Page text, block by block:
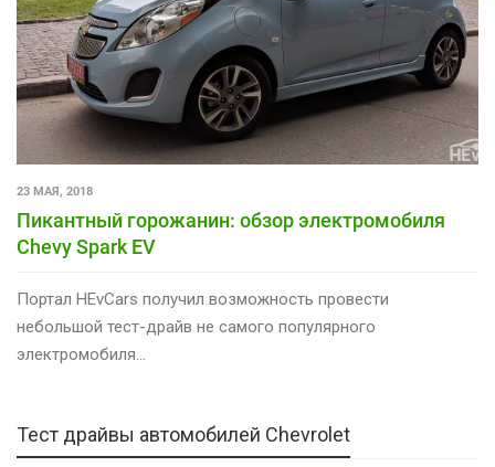
23 МАЯ, 2018
Пикантный горожанин: обзор электромобиля
Chevy Spark EV
Портал HEvCars получил возможность провести
небольшой тест-драйв не самого популярного
электромобиля…
Тест драйвы автомобилей Chevrolet